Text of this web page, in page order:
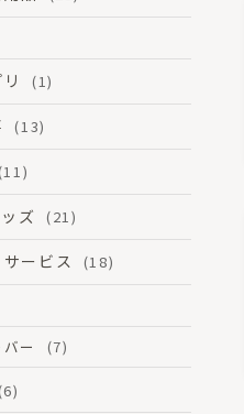
(1)
(13)
(11)
ズ (21)
ービス (18)
ー
(7)
(6)